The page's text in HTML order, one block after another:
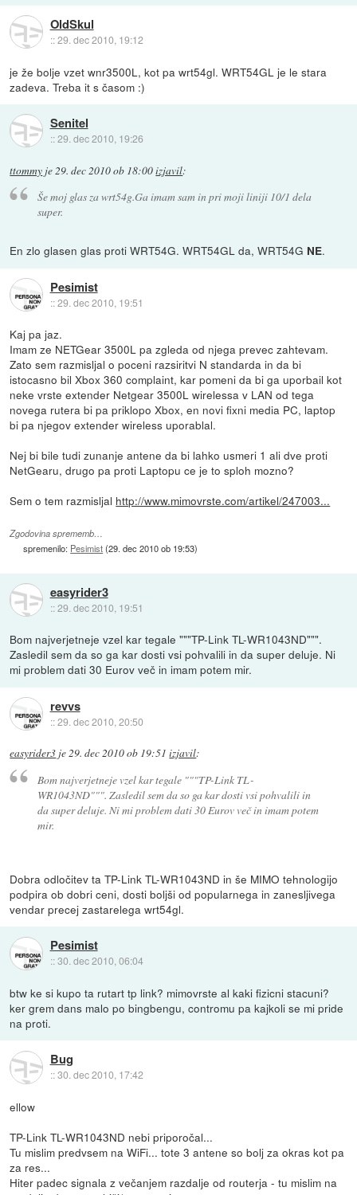
OldSkul
::29. dec 2010, 19:12
je že bolje vzet wnr3500L, kot pa wrt54gl. WRT54GL je le stara
zadeva. Treba it s časom :)
Senitel
::29. dec 2010, 19:26
ttommy je29. dec 2010 ob 18:00izjavil:
Še moj glas za wrt54g.Ga imam sam in pri moji liniji 10/1 dela
super.
En zlo glasen glas proti WRT54G. WRT54GL da, WRT54G NE.
Pesimist
::29. dec 2010, 19:51
Kaj pa jaz.
Imam ze NETGear 3500L pa zgleda od njega prevec zahtevam.
Zato sem razmisljal o poceni razsiritvi N standarda in da bi
istocasno bil Xbox 360 complaint, kar pomeni da bi ga uporbail kot
neke vrste extender Netgear 3500L wirelessa v LAN od tega
novega rutera bi pa priklopo Xbox, en novi fixni media PC, laptop
bi pa njegov extender wireless uporablal.
Nej bi bile tudi zunanje antene da bi lahko usmeri 1 ali dve proti
NetGearu, drugo pa proti Laptopu ce je to sploh mozno?
Sem o tem razmisljal http://www.mimovrste.com/artikel/247003...
Zgodovina sprememb…
spremenilo: Pesimist(29. dec 2010 ob 19:53)
easyrider3
::29. dec 2010, 19:51
Bom najverjetneje vzel kar tegale """TP-Link TL-WR1043ND""".
Zasledil sem da so ga kar dosti vsi pohvalili in da super deluje. Ni
mi problem dati 30 Eurov več in imam potem mir.
revvs
::29. dec 2010, 20:50
easyrider3 je29. dec 2010 ob 19:51 izjavil:
Bom najverjetneje vzel kar tegale """TP-Link TL-
WR1043ND""". Zasledil sem da so ga kar dosti vsi pohvalili in
da super deluje. Ni mi problem dati 30 Eurov več in imam potem
mir.
Dobra odločitev ta TP-Link TL-WR1043ND in še MIMO tehnologijo
podpira ob dobri ceni, dosti boljši od popularnega in zanesljivega
vendar precej zastarelega wrt54gl.
Pesimist
::30. dec 2010, 06:04
btw ke si kupo ta rutart tp link? mimovrste al kaki fizicni stacuni?
ker grem dans malo po bingbengu, contromu pa kajkoli se mi pride
na proti.
Bug
::30. dec 2010, 17:42
ellow
TP-Link TL-WR1043ND nebi priporočal...
Tu mislim predvsem na WiFi... tote 3 antene so bolj za okras kot pa
za res...
Hiter padec signala z večanjem razdalje od routerja - tu mislim na